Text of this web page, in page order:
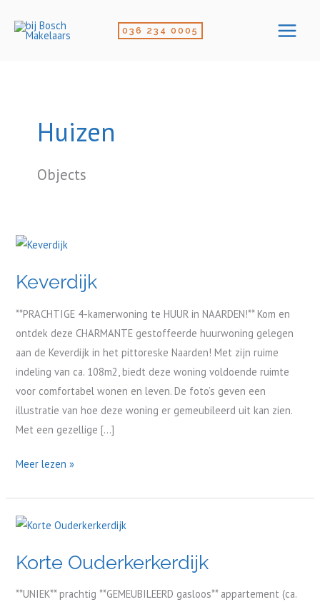
naar
036 234 0005
Huizen
Objects
Keverdijk
**PRACHTIGE 4-kamerwoning te HUUR in NAARDEN!** Kom en
ontdek deze CHARMANTE gestoffeerde huurwoning gelegen
aan de Keverdijk in het pittoreske Naarden! Met zijn ruime
indeling van ca. 108m2, biedt deze woning voldoende ruimte
voor comfortabel wonen en leven. De foto’s geven een
illustratie van hoe deze woning er gemeubileerd uit kan zien.
Met een gezellige […]
Keverdijk
Meer lezen »
Korte Ouderkerkerdijk
**UNIEK** prachtig **GEMEUBILEERD gasloos** appartement (ca.
Korte